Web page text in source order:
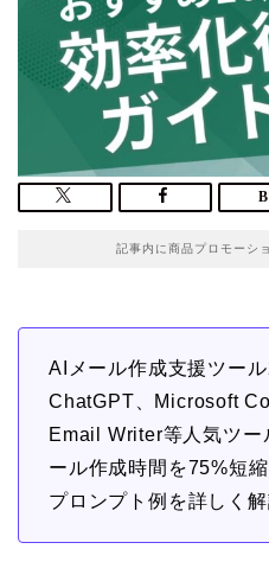
記事内に商品プロモーシ
AIメール作成支援ツー
ChatGPT、Microsoft
Email Writer等人気ツー
ール作成時間を75%短
プロンプト例を詳しく解